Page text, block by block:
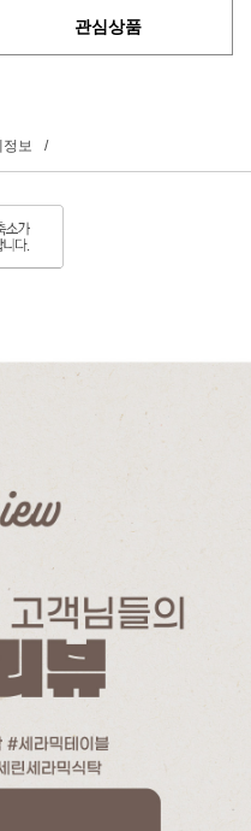
관심상품
보